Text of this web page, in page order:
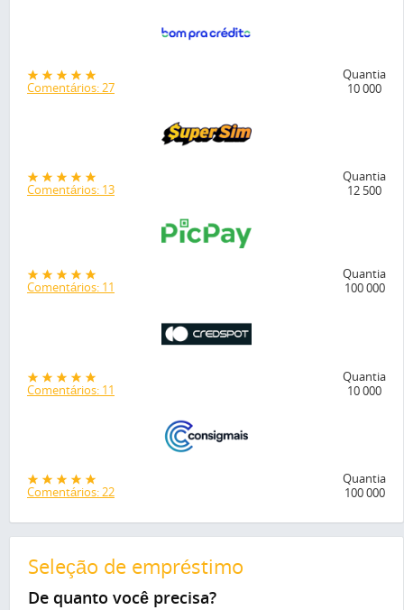
Comentários: 27
Quantia
10 000
Comentários: 13
Quantia
12 500
Comentários: 11
Quantia
100 000
Comentários: 11
Quantia
10 000
Comentários: 22
Quantia
100 000
Seleção de empréstimo
De quanto você precisa?